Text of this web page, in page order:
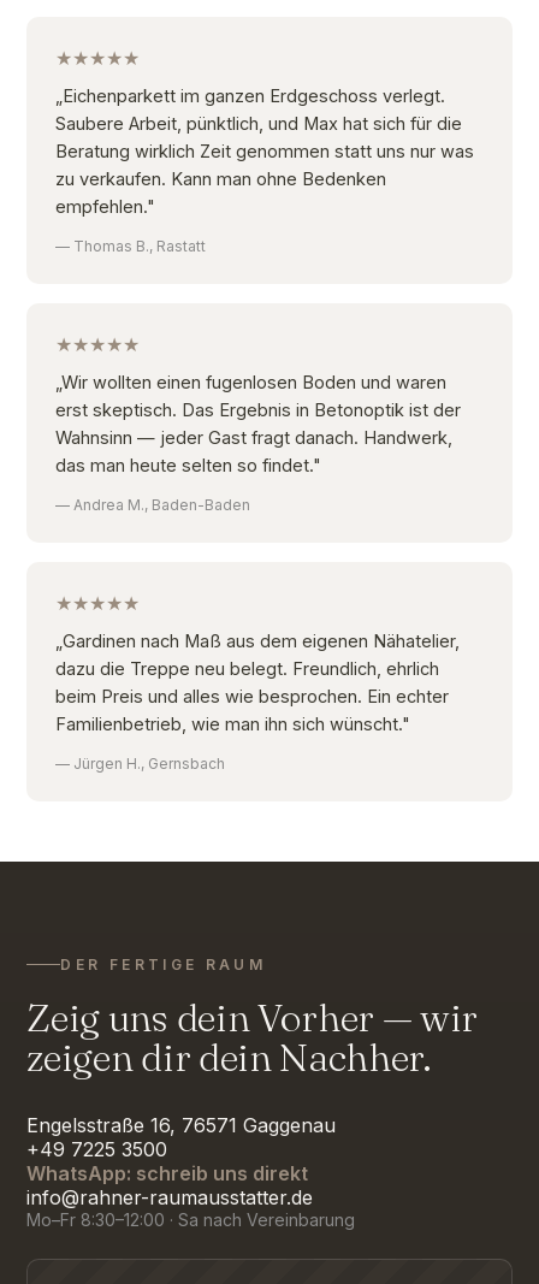
★★★★★
„Eichenparkett im ganzen Erdgeschoss verlegt.
Saubere Arbeit, pünktlich, und Max hat sich für die
Beratung wirklich Zeit genommen statt uns nur was
zu verkaufen. Kann man ohne Bedenken
empfehlen."
— Thomas B., Rastatt
★★★★★
„Wir wollten einen fugenlosen Boden und waren
erst skeptisch. Das Ergebnis in Betonoptik ist der
Wahnsinn — jeder Gast fragt danach. Handwerk,
das man heute selten so findet."
— Andrea M., Baden-Baden
★★★★★
„Gardinen nach Maß aus dem eigenen Nähatelier,
dazu die Treppe neu belegt. Freundlich, ehrlich
beim Preis und alles wie besprochen. Ein echter
Familienbetrieb, wie man ihn sich wünscht."
— Jürgen H., Gernsbach
DER FERTIGE RAUM
Zeig uns dein Vorher — wir
zeigen dir dein Nachher.
Engelsstraße 16, 76571 Gaggenau
+49 7225 3500
WhatsApp: schreib uns direkt
info@rahner-raumausstatter.de
Mo–Fr 8:30–12:00 · Sa nach Vereinbarung